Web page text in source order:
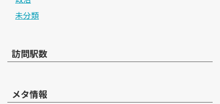
未分類
訪問駅数
メタ情報